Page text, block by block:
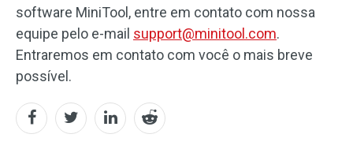
software MiniTool, entre em contato com nossa
equipe pelo e-mail support@minitool.com.
Entraremos em contato com você o mais breve
possível.